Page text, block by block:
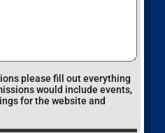
please fill out everything
would include events,
for the website and